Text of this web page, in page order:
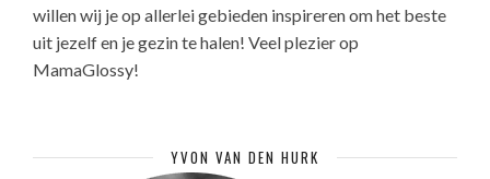
willen wij je op allerlei gebieden inspireren om het beste
uit jezelf en je gezin te halen! Veel plezier op
MamaGlossy!
YVON VAN DEN HURK